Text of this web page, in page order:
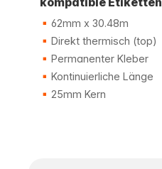
62mm x 30.48m
Direkt thermisch (top)
Permanenter Kleber
Kontinuierliche Länge
25mm Kern